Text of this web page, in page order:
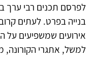
לפרסם תכנים רבי ערך
בנייה בפרט. לעתים
אירועים שמשפיעים
למשל, אתגרי הקורונה,